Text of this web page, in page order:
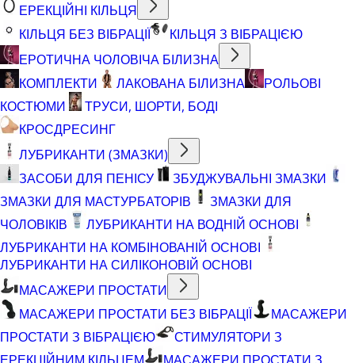
ЕРЕКЦІЙНІ КІЛЬЦЯ
КІЛЬЦЯ БЕЗ ВІБРАЦІЇ
КІЛЬЦЯ З ВІБРАЦІЄЮ
ЕРОТИЧНА ЧОЛОВІЧА БІЛИЗНА
КОМПЛЕКТИ
ЛАКОВАНА БІЛИЗНА
РОЛЬОВІ
КОСТЮМИ
ТРУСИ, ШОРТИ, БОДІ
КРОСДРЕСИНГ
ЛУБРИКАНТИ (ЗМАЗКИ)
ЗАСОБИ ДЛЯ ПЕНІСУ
ЗБУДЖУВАЛЬНІ ЗМАЗКИ
ЗМАЗКИ ДЛЯ МАСТУРБАТОРІВ
ЗМАЗКИ ДЛЯ
ЧОЛОВІКІВ
ЛУБРИКАНТИ НА ВОДНІЙ ОСНОВІ
ЛУБРИКАНТИ НА КОМБІНОВАНІЙ ОСНОВІ
ЛУБРИКАНТИ НА СИЛІКОНОВІЙ ОСНОВІ
МАСАЖЕРИ ПРОСТАТИ
МАСАЖЕРИ ПРОСТАТИ БЕЗ ВІБРАЦІЇ
МАСАЖЕРИ
ПРОСТАТИ З ВІБРАЦІЄЮ
СТИМУЛЯТОРИ З
ЕРЕКЦІЙНИМ КІЛЬЦЕМ
МАСАЖЕРИ ПРОСТАТИ З